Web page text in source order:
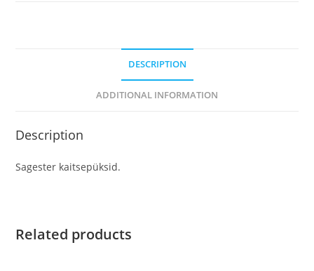
DESCRIPTION
ADDITIONAL INFORMATION
Description
Sagester kaitsepüksid.
Related products